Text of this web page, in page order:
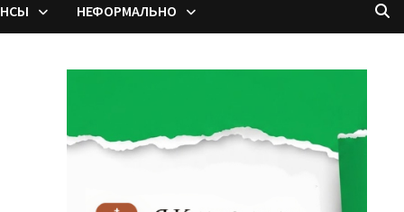
НЕФОРМАЛЬНО